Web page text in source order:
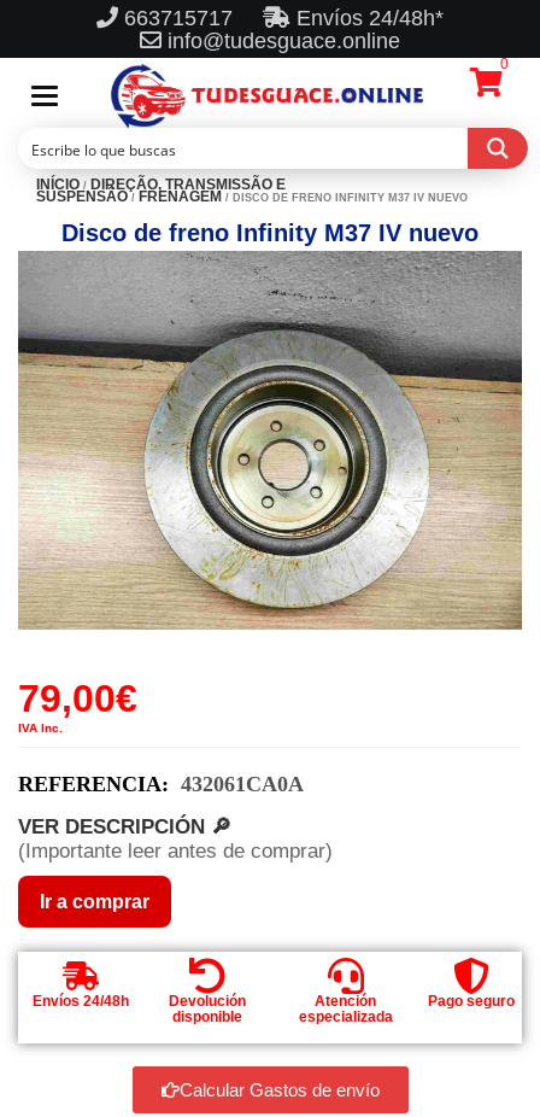
663715717
Envíos 24/48h*
info@tudesguace.online
Toggle
navigation
0
INÍCIO / DIREÇÃO, TRANSMISSÃO E
SUSPENSÃO / FRENAGEM / DISCO DE FRENO INFINITY M37 IV NUEVO
Disco de freno Infinity M37 IV nuevo
79,00€
IVA Inc.
REFERENCIA: 432061CA0A
VER DESCRIPCIÓN 🔎
(Importante leer antes de comprar)
Ir a comprar
Envíos 24/48h
Devolución
disponible
Atención
especializada
Pago seguro
Calcular Gastos de envío